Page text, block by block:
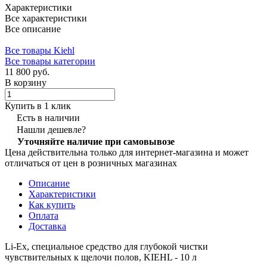
Характеристики
Все характеристики
Все описание
Все товары Kiehl
Все товары категории
11 800 руб.
В корзину
Купить в 1 клик
Есть в наличии
Нашли дешевле?
Уточняйте наличие при самовывозе
Цена действительна только для интернет-магазина и может
отличаться от цен в розничных магазинах
Описание
Характеристики
Как купить
Оплата
Доставка
Li-Ex, специальное средство для глубокой чистки
чувствительных к щелочи полов, KIEHL - 10 л